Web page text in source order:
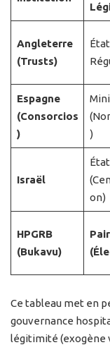
Angleterre
(Trusts)
Espagne
(Consorcios
)
)
Israël
État
on)
HPGRB
(Bukavu)
Ce tableau met en
gouvernance
légitimité (exogène